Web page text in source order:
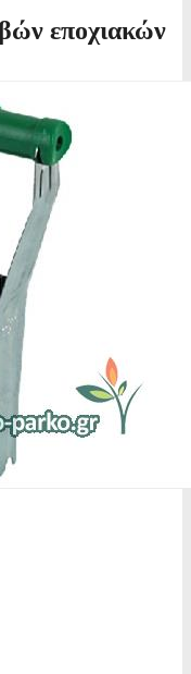
εποχιακών